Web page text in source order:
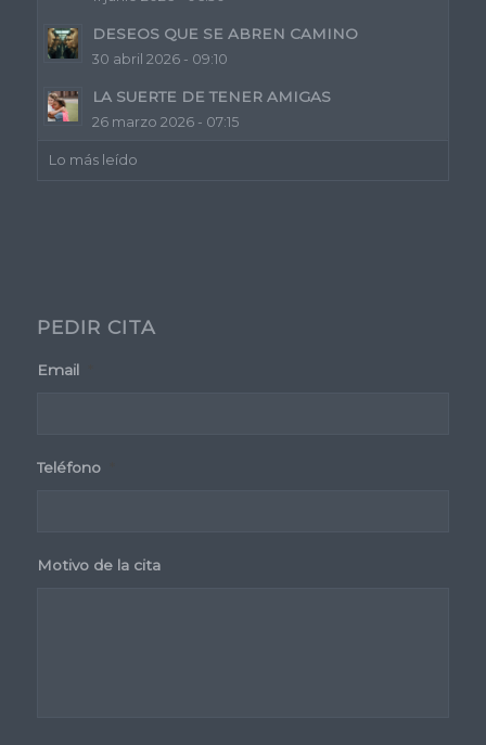
DESEOS QUE SE ABREN CAMINO
30 abril 2026 - 09:10
LA SUERTE DE TENER AMIGAS
26 marzo 2026 - 07:15
Lo más leído
PEDIR CITA
Email
Teléfono
Motivo de la cita